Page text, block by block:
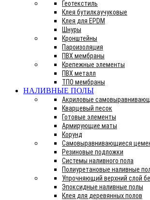
Геотекстиль
Клея бутилкаучуковые
Клея для EPDM
Шнуры
Кронштейны
Пароизоляция
ПВХ мембраны
Крепежные элементы
ПВХ металл
ТПО мембраны
НАЛИВНЫЕ ПОЛЫ
Акриловые
Кварцевый песок
Готовые элементы
Армирующие маты
Корунд
Самовыравнивающиеся
Резиновые подложки
Системы наливного пола
Полиуретановые наливные
Упрочняющий верхний слой
Эпоксидные наливные полы
Клея для деревянных полов